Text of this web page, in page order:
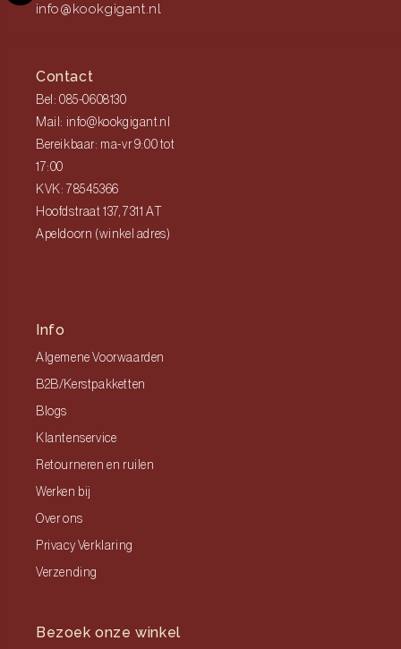
info@kookgigant.nl
Contact
Bel: 085-0608130
Mail: info@kookgigant.nl
Bereikbaar: ma-vr 9:00 tot
17:00
KVK: 78545366
Hoofdstraat 137, 7311 AT
Apeldoorn (winkel adres)
Info
Algemene Voorwaarden
B2B/Kerstpakketten
Blogs
Klantenservice
Retourneren en ruilen
Werken bij
Over ons
Privacy Verklaring
Verzending
Bezoek onze winkel